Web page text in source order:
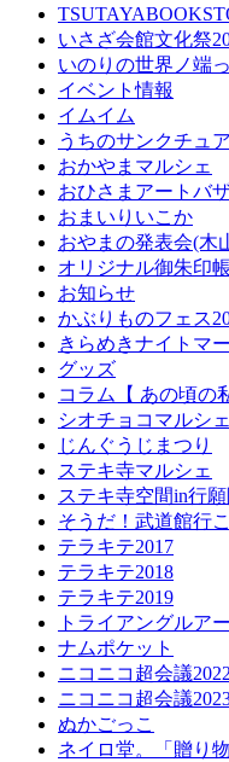
いさざ会館文化祭
いのりの世界ノ端
イベント情報
イムイム
うちのサンクチュ
おかやまマルシェ
おひさまアートバ
おまいりいこか
おやまの発表会(木
オリジナル御朱印帳
お知らせ
かぶりものフェス
きらめきナイトマ
グッズ
コラム【 あの頃の
シオチョコマルシェ
じんぐうじまつり
ステキ寺マルシェ
ステキ寺空間in行
そうだ！武道館行
テラキテ2017
テラキテ2018
テラキテ2019
トライアングルア
ナムポケット
ニコニコ超会議
ニコニコ超会議
ぬかごっこ
ネイロ堂。「贈り物